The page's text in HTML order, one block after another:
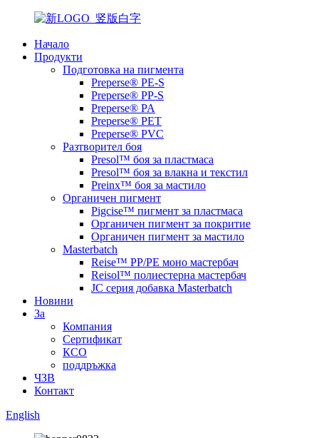
Начало
Продукти
Подготовка на пигмента
Preperse® PE-S
Preperse® PP-S
Preperse® PA
Preperse® PET
Preperse® PVC
Разтворител боя
Presol™ боя за пластмаса
Presol™ боя за влакна и текстил
Preinx™ боя за мастило
Органичен пигмент
Pigcise™ пигмент за пластмаса
Органичен пигмент за покритие
Органичен пигмент за мастило
Masterbatch
Reise™ PP/PE моно мастербач
Reisol™ полиестерна мастербач
JC серия добавка Masterbatch
Новини
За
Компания
Сертификат
КСО
поддръжка
ЧЗВ
Контакт
English